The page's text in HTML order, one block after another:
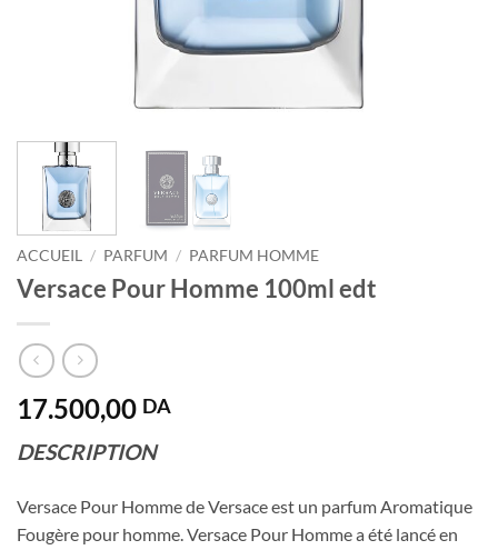
ACCUEIL / PARFUM / PARFUM HOMME
Versace Pour Homme 100ml edt
17.500,00 DA
DESCRIPTION
Versace Pour Homme de Versace est un parfum Aromatique
Fougère pour homme. Versace Pour Homme a été lancé en